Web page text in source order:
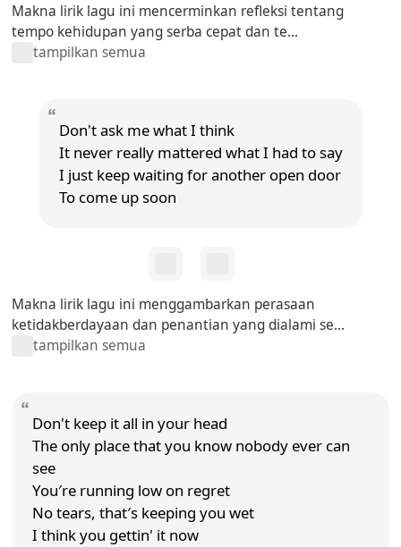
Makna lirik lagu ini mencerminkan refleksi tentang
tempo kehidupan yang serba cepat dan te...
tampilkan semua
Don't ask me what I think
It never really mattered what I had to say
I just keep waiting for another open door
To come up soon
Makna lirik lagu ini menggambarkan perasaan
ketidakberdayaan dan penantian yang dialami se...
tampilkan semua
Don't keep it all in your head
The only place that you know nobody ever can
see
You′re running low on regret
No tears, that′s keeping you wet
I think you gettin' it now